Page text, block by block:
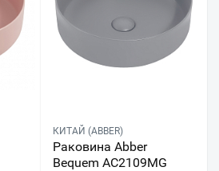
КИТАЙ (ABBER)
Раковина Abber
Bequem AC2109MG